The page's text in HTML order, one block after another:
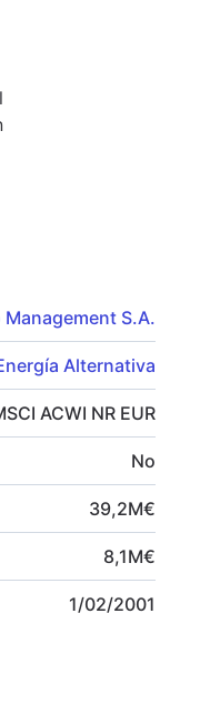
S.A.
Alternativa
ACWI NR EUR
No
39,2M€
8,1M€
1/02/2001